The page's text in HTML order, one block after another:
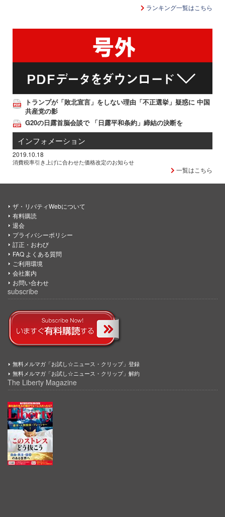
ランキング一覧はこちら
トランプが「敗北宣言」をしない理由「不正選挙」疑惑に 中国
共産党の影
G20の日露首脳会談で 「日露平和条約」締結の決断を
インフォメーション
2019.10.18
消費税率引き上げに合わせた価格改定のお知らせ
一覧はこちら
ザ・リバティWebについて
有料購読
退会
プライバシーポリシー
訂正・おわび
FAQ よくある質問
ご利用環境
会社案内
お問い合わせ
subscribe
無料メルマガ「お試し☆ニュース・クリップ」登録
無料メルマガ「お試し☆ニュース・クリップ」解約
The Liberty Magazine